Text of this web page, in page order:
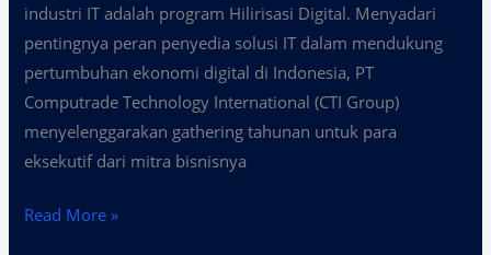
industri IT adalah program Hilirisasi Digital. Menyadari
pentingnya peran penyedia solusi IT dalam mendukung
pertumbuhan ekonomi digital di Indonesia, PT
Computrade Technology International (CTI Group)
menyelenggarakan gathering tahunan untuk para
eksekutif dari mitra bisnisnya
Read More »